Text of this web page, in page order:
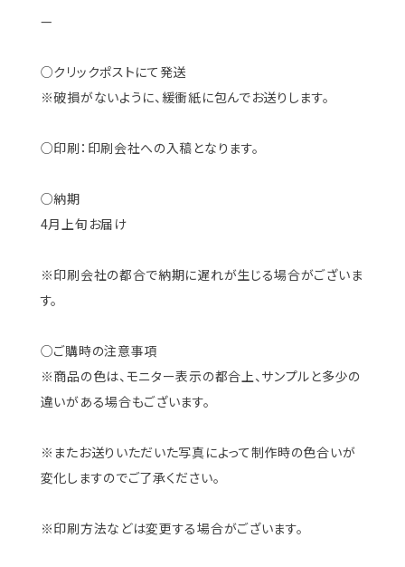
—
○クリックポストにて発送
※破損がないように、緩衝紙に包んでお送りします。
○印刷：印刷会社への入稿となります。
○納期
4月上旬お届け
※印刷会社の都合で納期に遅れが生じる場合がございま
す。
○ご購時の注意事項
※商品の色は、モニター表示の都合上、サンプルと多少の
違いがある場合もございます。
※またお送りいただいた写真によって制作時の色合いが
変化しますのでご了承ください。
※印刷方法などは変更する場合がございます。